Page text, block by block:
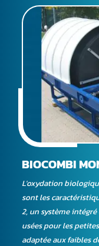
BIOCOMBI
L'oxydation
sont les
2, un système
usées pour les
adaptée aux faibles